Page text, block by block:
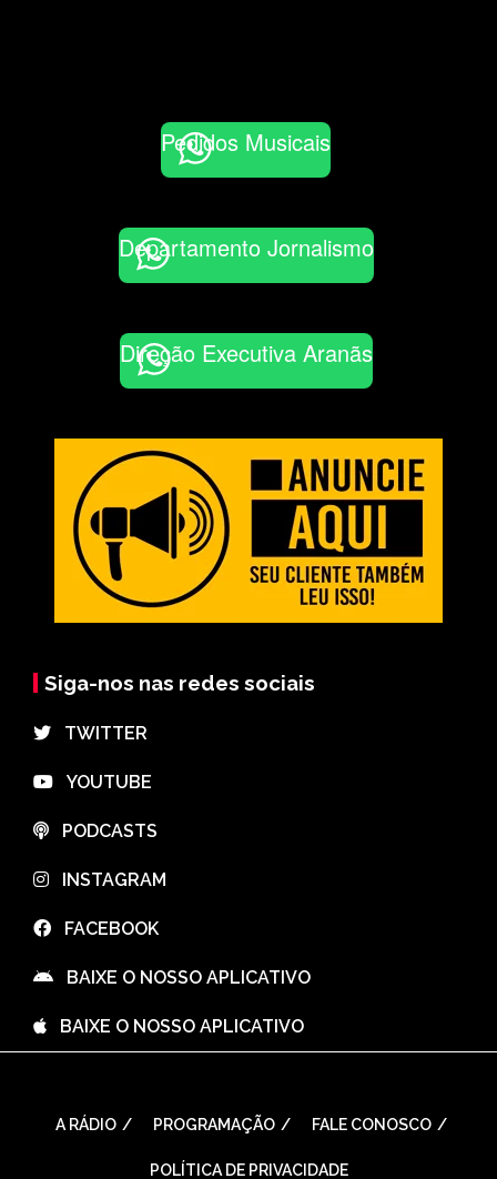
Pedidos Musicais
Departamento Jornalismo
Direção Executiva Aranãs
Siga-nos nas redes sociais
⠀TWITTER
⠀YOUTUBE
⠀PODCASTS
⠀INSTAGRAM
⠀FACEBOOK
⠀BAIXE O NOSSO APLICATIVO
⠀BAIXE O NOSSO APLICATIVO
A RÁDIO PROGRAMAÇÃO FALE CONOSCO
POLÍTICA DE PRIVACIDADE